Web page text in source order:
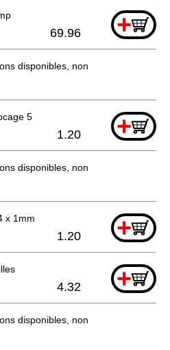
+
69.96
disponibles, non commandable
5 +
1.20
disponibles, non commandable
x 1mm +
1.20
+
4.32
disponibles, non commandable